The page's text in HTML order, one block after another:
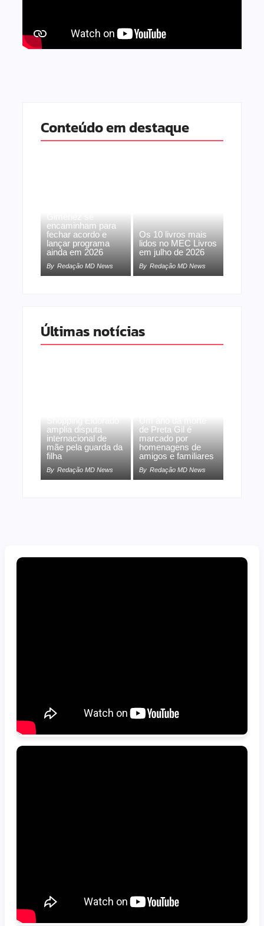
Conteúdo em destaque
encaminham para
fechar acordo e
lançar programa
ainda em 2026
By Redação MD News
Os 10 livros mais
lidos no MEC Livros
em julho de 2026
By Redação MD News
Últimas notícias
amplia disputa
internacional de
mãe pela guarda da
filha
By Redação MD News
de Preta Gil é
marcado por
homenagens de
amigos e familiares
By Redação MD News